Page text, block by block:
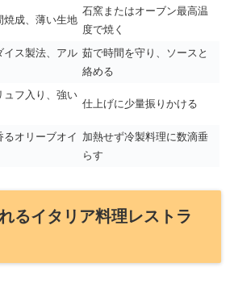
焼成、薄い生地
石窯またはオーブン最高温
度で焼く
イス製法、アル 茹で時間を守り、ソースと
絡める
ュフ入り、強い
仕上げに少量振りかける
るオリーブオイ 加熱せず冷製料理に数滴垂
らす
るイタリア料理レストラ